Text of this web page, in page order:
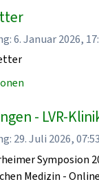
6. Januar 2026,
- LVR-
29. Juli 2026,
Symposion
Medizin -